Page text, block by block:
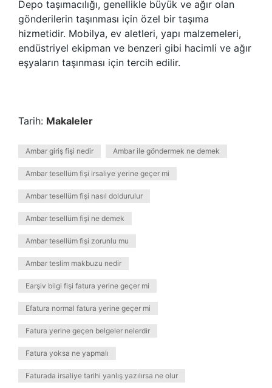
Depo taşımacılığı, genellikle büyük ve ağır olan
gönderilerin taşınması için özel bir taşıma
hizmetidir. Mobilya, ev aletleri, yapı malzemeleri,
endüstriyel ekipman ve benzeri gibi hacimli ve ağır
eşyaların taşınması için tercih edilir.
Tarih: Makaleler
Ambar giriş fişi nedir Ambar ile göndermek ne demek
Ambar tesellüm fişi irsaliye yerine geçer mi
Ambar tesellüm fişi nasıl doldurulur
Ambar tesellüm fişi ne demek
Ambar tesellüm fişi zorunlu mu
Ambar teslim makbuzu nedir
Earşiv bilgi fişi fatura yerine geçer mi
Efatura normal fatura yerine geçer mi
Fatura yerine geçen belgeler nelerdir
Fatura yoksa ne yapmalı
Faturada irsaliye tarihi yanlış yazılırsa ne olur